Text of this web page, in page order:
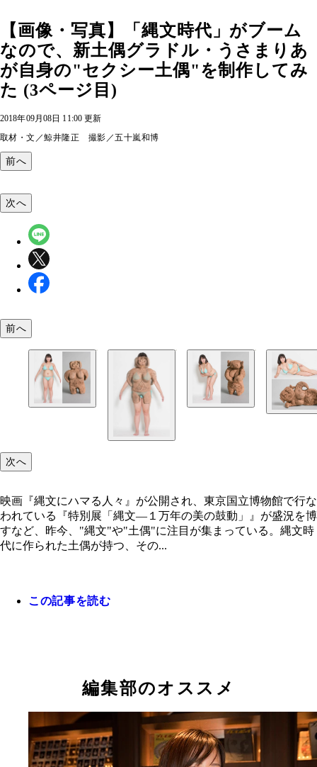
【画像・写真】「縄文時代」がブーム
なので、新土偶グラドル・うさまりあ
が自身の"セクシー土偶"を制作してみ
た (3ページ目)
2018年09月08日 11:00 更新
取材・文／鯨井隆正 撮影／五十嵐和博
前へ
次へ
前へ
次へ
映画『縄文にハマる人々』が公開され、東京国立博物館で行な
われている『特別展「縄文―１万年の美の鼓動」』が盛況を博
すなど、昨今、"縄文"や"土偶"に注目が集まっている。縄文時
代に作られた土偶が持つ、その...
この記事を読む
編集部のオススメ